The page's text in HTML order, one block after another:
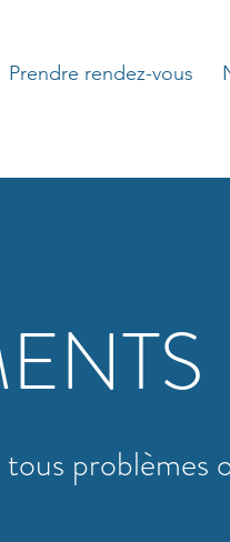
Prendre rendez-vous
problèmes